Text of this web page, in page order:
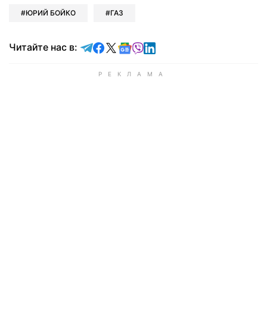
ЮРИЙ БОЙКО ГАЗ
Читайте нас в: Читайте в Telegram
Читайте в Facebook
Читайте в X
Читайте в Google news
Читайте в Viber
Читайте в LinkedIn